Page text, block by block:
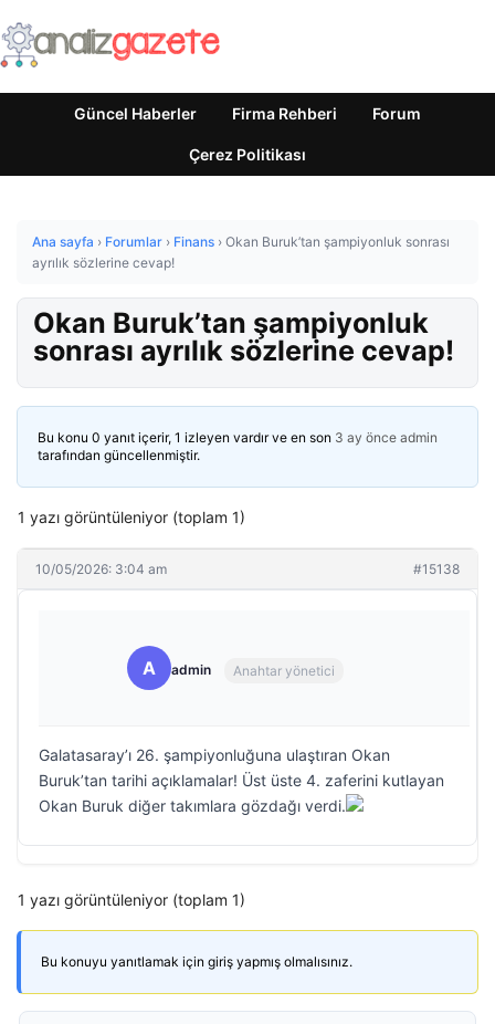
Güncel Haberler Firma Rehberi Forum
Çerez Politikası
Ana sayfa › Forumlar › Finans › Okan Buruk’tan şampiyonluk sonrası
ayrılık sözlerine cevap!
Okan Buruk’tan şampiyonluk
sonrası ayrılık sözlerine cevap!
Bu konu 0 yanıt içerir, 1 izleyen vardır ve en son 3 ay önce admin
tarafından güncellenmiştir.
1 yazı görüntüleniyor (toplam 1)
10/05/2026: 3:04 am #15138
A admin Anahtar yönetici
Galatasaray’ı 26. şampiyonluğuna ulaştıran Okan
Buruk’tan tarihi açıklamalar! Üst üste 4. zaferini kutlayan
Okan Buruk diğer takımlara gözdağı verdi.
1 yazı görüntüleniyor (toplam 1)
Bu konuyu yanıtlamak için giriş yapmış olmalısınız.